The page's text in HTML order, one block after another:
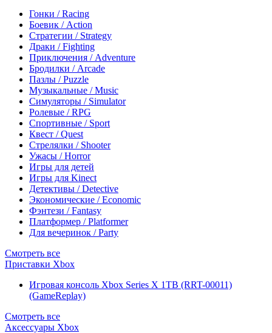
Гонки / Racing
Боевик / Action
Стратегии / Strategy
Драки / Fighting
Приключения / Adventure
Бродилки / Arcade
Пазлы / Puzzle
Музыкальные / Music
Симуляторы / Simulator
Ролевые / RPG
Спортивные / Sport
Квест / Quest
Стрелялки / Shooter
Ужасы / Horror
Игры для детей
Игры для Kinect
Детективы / Detective
Экономические / Economic
Фэнтези / Fantasy
Платформер / Platformer
Для вечеринок / Party
Смотреть все
Приставки Xbox
Игровая консоль Xbox Series X 1TB (RRT-00011)
(GameReplay)
Смотреть все
Аксессуары Xbox